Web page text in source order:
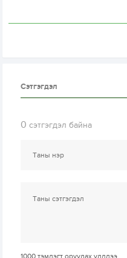
Сэтгэгдэл
0 сэтгэгдэл байна